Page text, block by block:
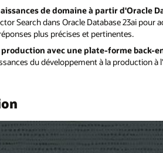
de domaine à partir d'Oracle
Search dans Oracle Database 23ai
plus précises et pertinentes.
avec une plate-forme back-
du développement à la production